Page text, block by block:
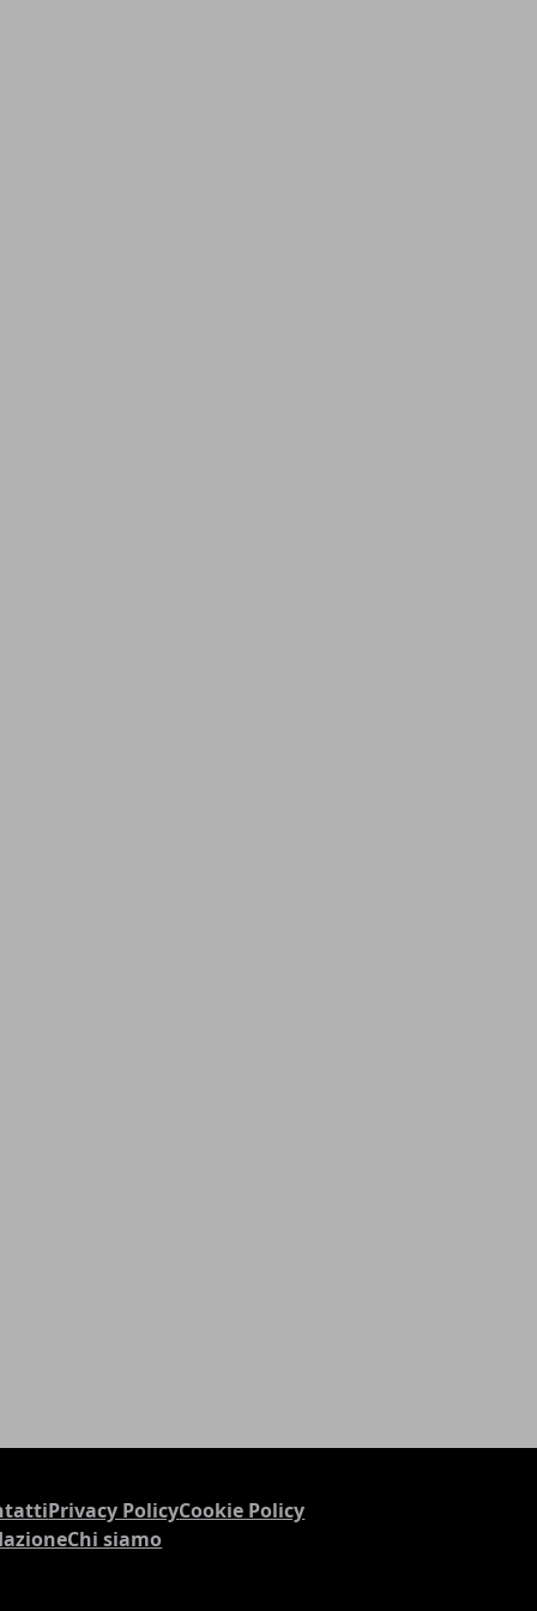
Privacy PolicyCookie Policy
Chi siamo